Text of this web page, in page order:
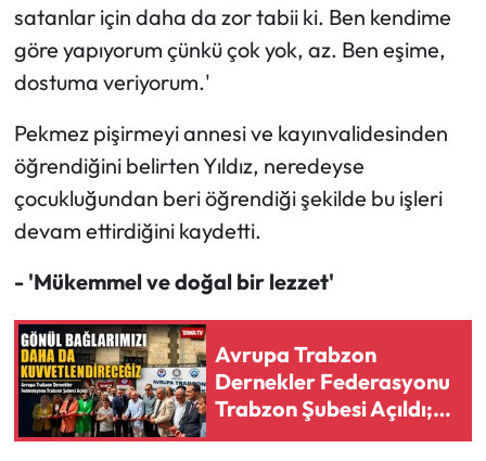
satanlar için daha da zor tabii ki. Ben kendime
göre yapıyorum çünkü çok yok, az. Ben eşime,
dostuma veriyorum.'
Pekmez pişirmeyi annesi ve kayınvalidesinden
öğrendiğini belirten Yıldız, neredeyse
çocukluğundan beri öğrendiği şekilde bu işleri
devam ettirdiğini kaydetti.
- 'Mükemmel ve doğal bir lezzet'
Avrupa Trabzon
Dernekler Federasyonu
Trabzon Şubesi Açıldı;
“Gönül Bağlarımızı